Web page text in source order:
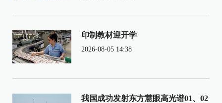
印制教材迎开学
2026-08-05 14:38
我国成功发射东方慧眼高光谱01、02